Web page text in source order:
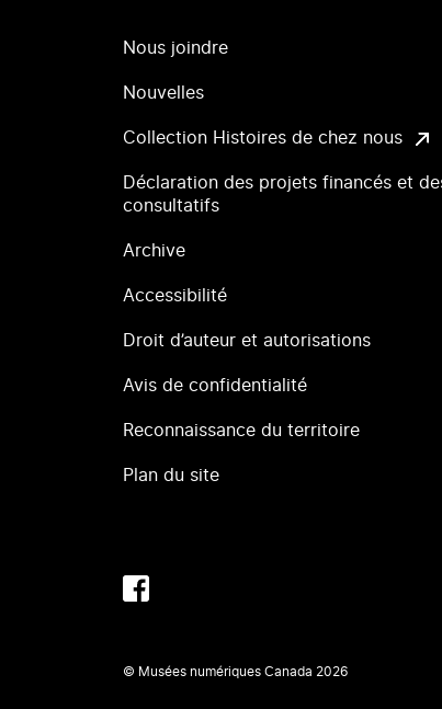
Nous joindre
Nouvelles
Collection Histoires de chez nous
Déclaration des projets financés et
consultatifs
Archive
Accessibilité
Droit d’auteur et autorisations
Avis de confidentialité
Reconnaissance du territoire
Plan du site
© Musées numériques Canada 2026